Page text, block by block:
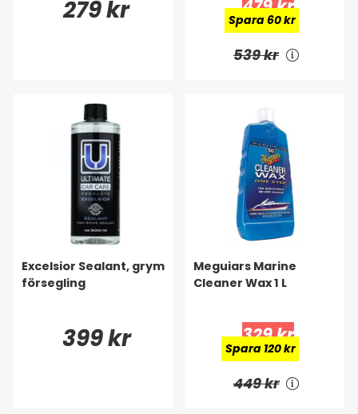
279 kr 479 kr
Spara 60 kr
539 kr
Excelsior Sealant, grym
försegling
399 kr
Meguiars Marine
Cleaner Wax 1 L
329 kr
Spara 120 kr
449 kr